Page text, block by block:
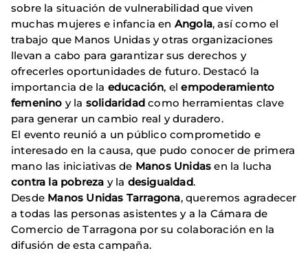
sobre la situación de vulnerabilidad que viven
muchas mujeres e infancia en Angola, así como el
trabajo que Manos Unidas y otras organizaciones
llevan a cabo para garantizar sus derechos y
ofrecerles oportunidades de futuro. Destacó la
importancia de la educación, elempoderamiento
femenino y la solidaridadcomo herramientas clave
para generar un cambio real y duradero.
El evento reunió a un público comprometido e
interesado en la causa, que pudo conocer de primera
mano las iniciativas de Manos Unidas en la lucha
contra la pobreza y la desigualdad.
Desde Manos Unidas Tarragona, queremos agradecer
a todas las personas asistentes y a la Cámara de
Comercio de Tarragona por su colaboración en la
difusión de esta campaña.